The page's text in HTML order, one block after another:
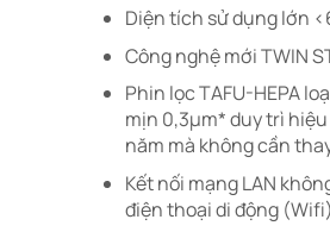
Diện tích sử dụng lớn
Công nghệ mới TWIN
Phin lọc TAFU-HEPA
mịn 0,3µm* duy trì
năm mà không cần
Kết nối mạng LAN
điện thoại di động (Wifi)